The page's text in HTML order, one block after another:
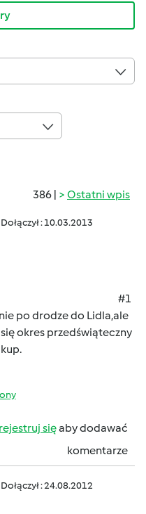
386 | Ostatni wpis
Dołączył : 10.03.2013
#1
po drodze do Lidla,ale
okres przedświąteczny
sięaby dodawać
komentarze
Dołączył : 24.08.2012